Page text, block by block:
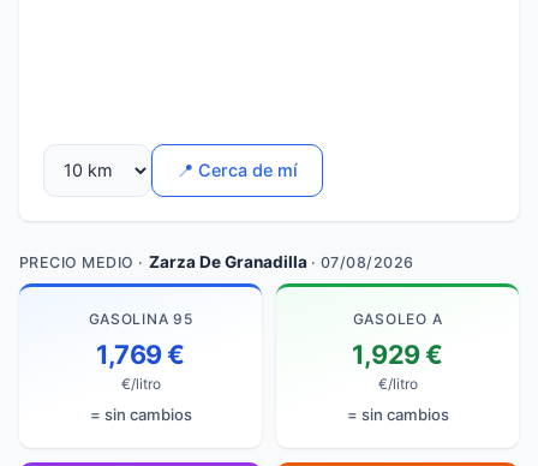
📍 Cerca de mí
PRECIO MEDIO · Zarza De Granadilla · 07/08/2026
GASOLINA 95
1,769 €
€/litro
= sin cambios
GASOLEO A
1,929 €
€/litro
= sin cambios